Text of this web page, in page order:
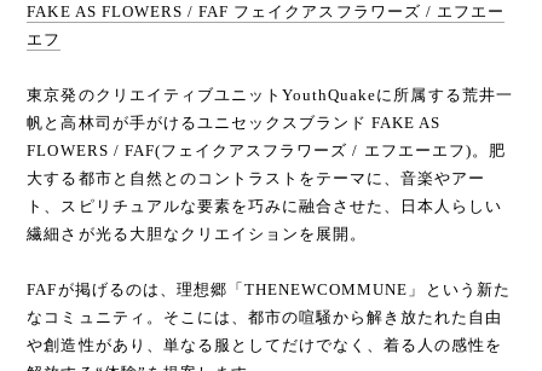
FAKE AS FLOWERS / FAF フェイクアスフラワーズ / エフエー
エフ
東京発のクリエイティブユニットYouthQuakeに所属する荒井一
帆と高林司が手がけるユニセックスブランド FAKE AS
FLOWERS / FAF(フェイクアスフラワーズ / エフエーエフ)。肥
大する都市と自然とのコントラストをテーマに、音楽やアー
ト、スピリチュアルな要素を巧みに融合させた、日本人らしい
繊細さが光る大胆なクリエイションを展開。
FAFが掲げるのは、理想郷「THENEWCOMMUNE」という新た
なコミュニティ。そこには、都市の喧騒から解き放たれた自由
や創造性があり、単なる服としてだけでなく、着る人の感性を